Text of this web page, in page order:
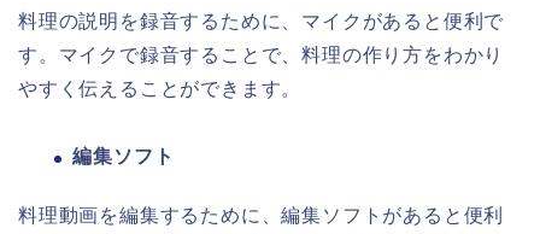
料理の説明を録音するために、マイクがあると便利で
す。マイクで録音することで、料理の作り方をわかり
やすく伝えることができます。
編集ソフト
料理動画を編集するために、編集ソフトがあると便利